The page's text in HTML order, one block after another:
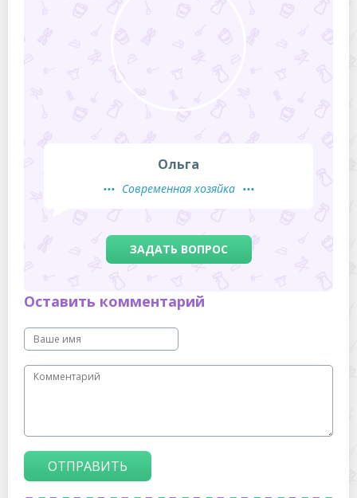
Ольга
Современная хозяйка
ЗАДАТЬ ВОПРОС
Оставить комментарий
ОТПРАВИТЬ